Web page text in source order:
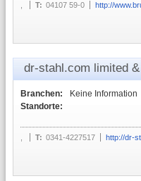
T: 04107 59-0 http://
dr-stahl.com limited
Branchen:
Keine Information
Standorte:
T: 0341-4227517 http://dr-